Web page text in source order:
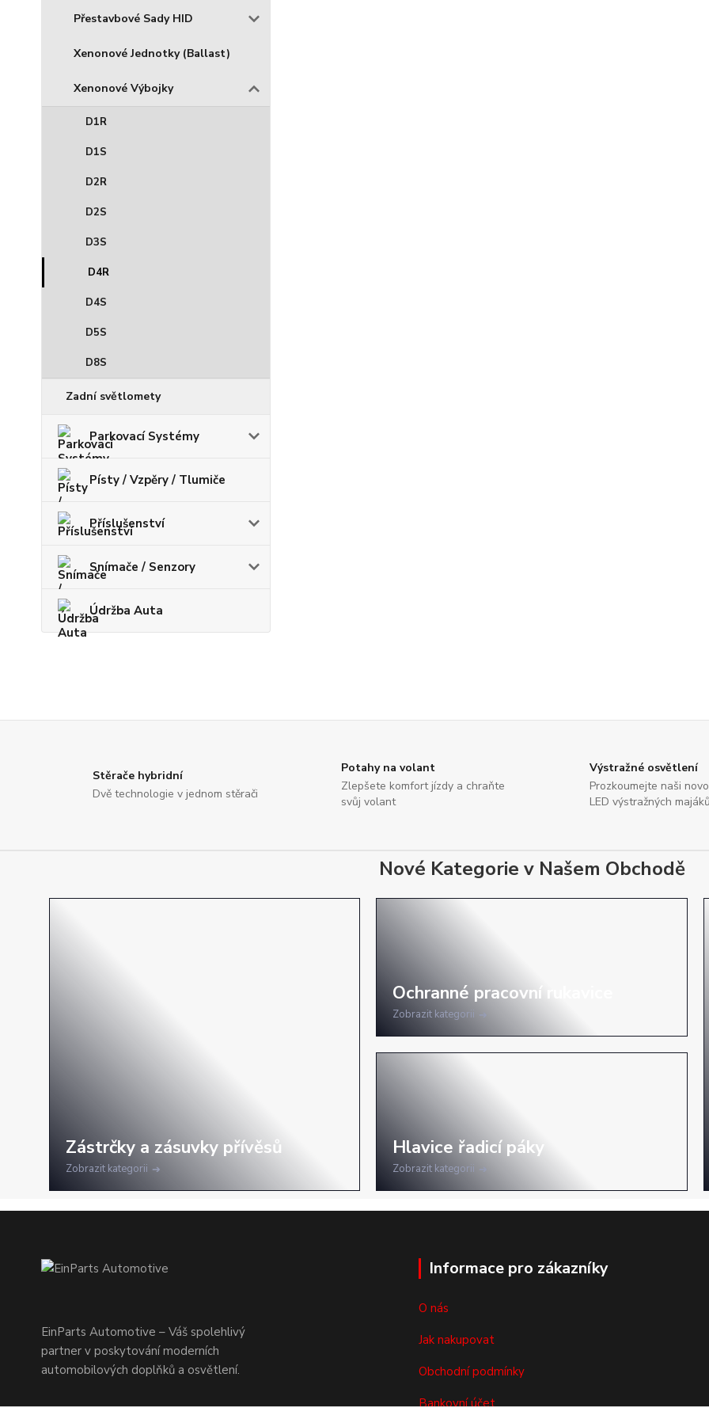
Přestavbové Sady HID
Xenonové Jednotky (Ballast)
Xenonové Výbojky
D1R
D1S
D2R
D2S
D3S
D4R
D4S
D5S
D8S
Zadní světlomety
Parkovací Systémy
Písty / Vzpěry / Tlumiče
Příslušenství
Snímače / Senzory
Údržba Auta
Stěrače hybridní
Dvě technologie v jednom stěrači
Potahy na volant
Zlepšete komfort jízdy a chraňte
svůj volant
Výstražné osvětlení
Prozkoumejte naši
LED výstražných
Nové Kategorie v Našem Obchodě
Zobrazit kategorii
Zobrazit kategorii
Zobrazit kategorii
EinParts Automotive – Váš spolehlivý
partner v poskytování moderních
automobilových doplňků a osvětlení.
Informace pro zákazníky
O nás
Jak nakupovat
Obchodní podmínky
Bankovní účet